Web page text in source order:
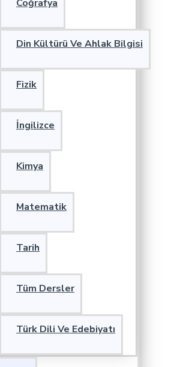
Coğrafya
Din Kültürü Ve Ahlak Bilgisi
Fizik
İngilizce
Kimya
Matematik
Tarih
Tüm Dersler
Türk Dili Ve Edebiyatı